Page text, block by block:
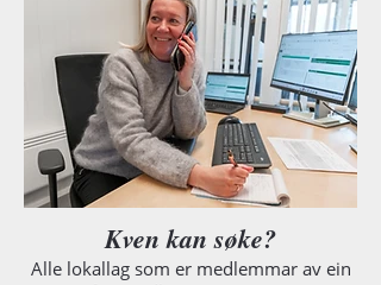
Kven kan søke?
Alle lokallag som er medlemmar av ein